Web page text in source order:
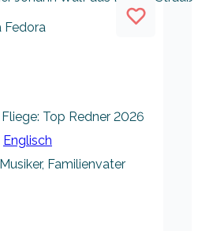
Fedora
Top Redner 2026
Englisch
Familienvater